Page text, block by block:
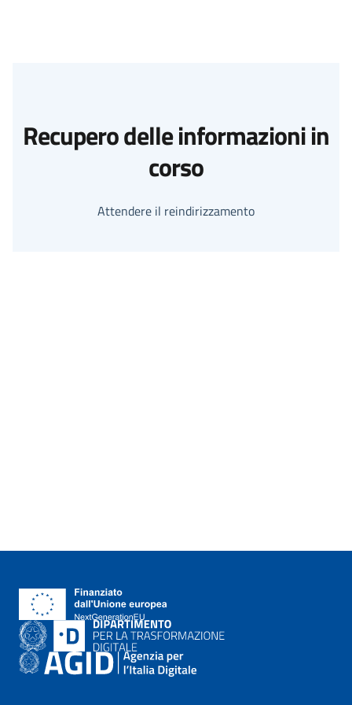
Recupero delle informazioni in
corso
Attendere il reindirizzamento